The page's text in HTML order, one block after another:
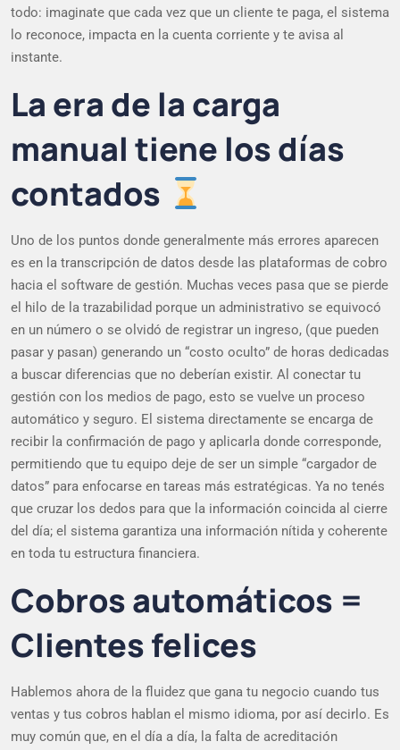
todo: imaginate que cada vez que un cliente te paga, el sistema
lo reconoce, impacta en la cuenta corriente y te avisa al
instante.
La era de la carga
manual tiene los días
contados
Uno de los puntos donde generalmente más errores aparecen
es en la transcripción de datos desde las plataformas de cobro
hacia el software de gestión. Muchas veces pasa que se pierde
el hilo de la trazabilidad porque un administrativo se equivocó
en un número o se olvidó de registrar un ingreso, (que pueden
pasar y pasan) generando un “costo oculto” de horas dedicadas
a buscar diferencias que no deberían existir. Al conectar tu
gestión con los medios de pago, esto se vuelve un proceso
automático y seguro. El sistema directamente se encarga de
recibir la confirmación de pago y aplicarla donde corresponde,
permitiendo que tu equipo deje de ser un simple “cargador de
datos” para enfocarse en tareas más estratégicas. Ya no tenés
que cruzar los dedos para que la información coincida al cierre
del día; el sistema garantiza una información nítida y coherente
en toda tu estructura financiera.
Cobros automáticos =
Clientes felices
Hablemos ahora de la fluidez que gana tu negocio cuando tus
ventas y tus cobros hablan el mismo idioma, por así decirlo. Es
muy común que, en el día a día, la falta de acreditación